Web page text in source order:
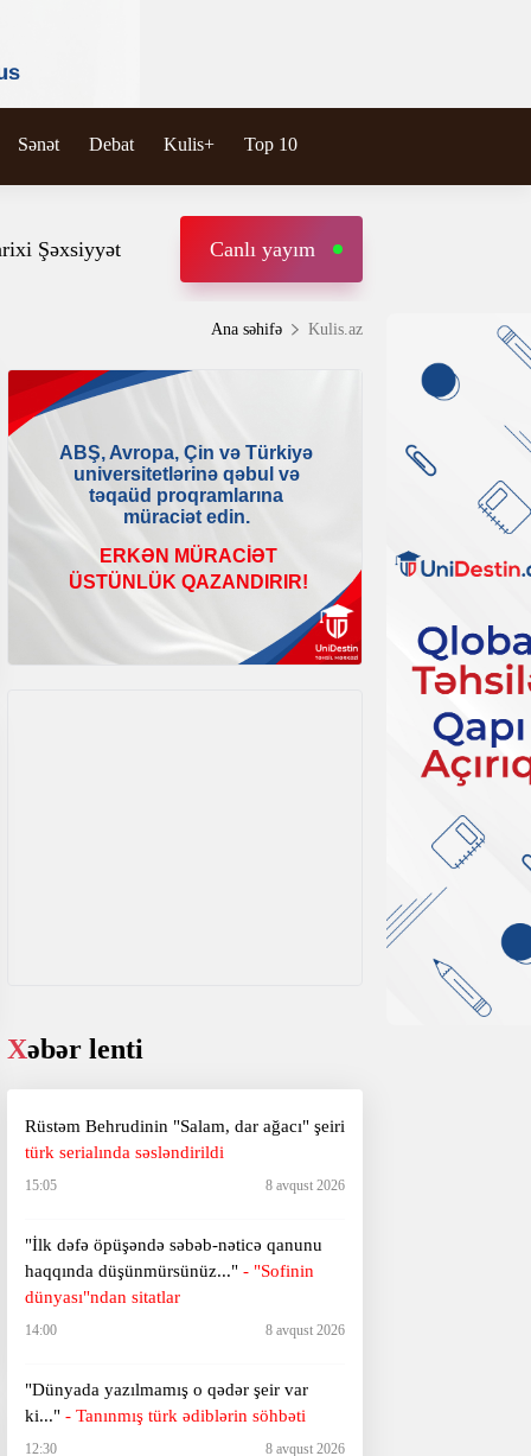
Sənət Debat Kulis+ Top 10
Şəxsiyyət Canlı yayım
Ana səhifə Kulis.az
Xəbər lenti
Rüstəm Behrudinin "Salam, dar ağacı" şeiri
türk serialında səsləndirildi
15:05 8 avqust 2026
"İlk dəfə öpüşəndə səbəb-nəticə qanunu
haqqında düşünmürsünüz..." - "Sofinin
dünyası"ndan sitatlar
14:00 8 avqust 2026
"Dünyada yazılmamış o qədər şeir var
ki..." - Tanınmış türk ədiblərin söhbəti
12:30 8 avqust 2026